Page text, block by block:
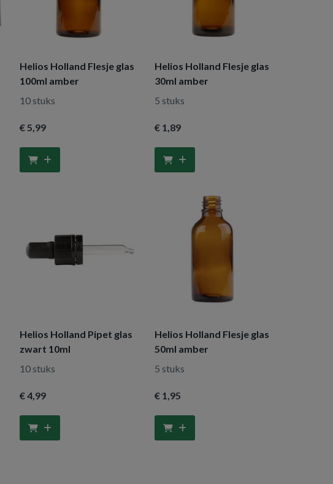
Helios Holland Flesje glas
100ml amber
10 stuks
€ 5,99
Helios Holland Flesje glas
30ml amber
5 stuks
€ 1,89
Helios Holland Pipet glas
zwart 10ml
10 stuks
€ 4 ,99
Helios Holland Flesje glas
50ml amber
5 stuks
€ 1 ,95